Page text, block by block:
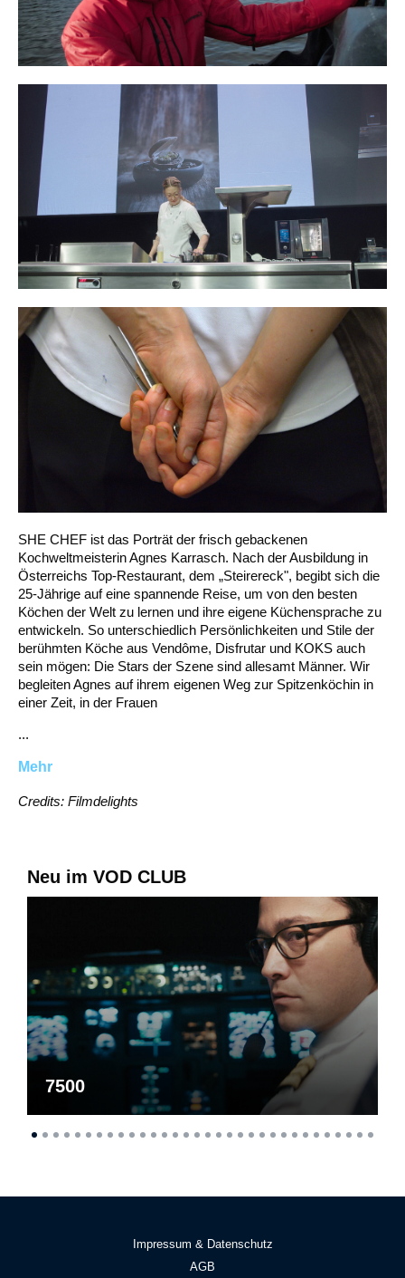
SHE CHEF ist das Porträt der frisch gebackenen
Kochweltmeisterin Agnes Karrasch. Nach der Ausbildung in
Österreichs Top-Restaurant, dem „Steirereck", begibt sich die
25-Jährige auf eine spannende Reise, um von den besten
Köchen der Welt zu lernen und ihre eigene Küchensprache zu
entwickeln. So unterschiedlich Persönlichkeiten und Stile der
berühmten Köche aus Vendôme, Disfrutar und KOKS auch
sein mögen: Die Stars der Szene sind allesamt Männer. Wir
begleiten Agnes auf ihrem eigenen Weg zur Spitzenköchin in
einer Zeit, in der Frauen
...
Mehr
Credits: Filmdelights
Neu im VOD CLUB
7500
Impressum & Datenschutz
AGB